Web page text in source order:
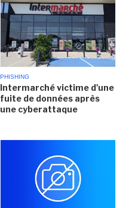
PHISHING
Intermarché victime d'une
fuite de données après
une cyberattaque